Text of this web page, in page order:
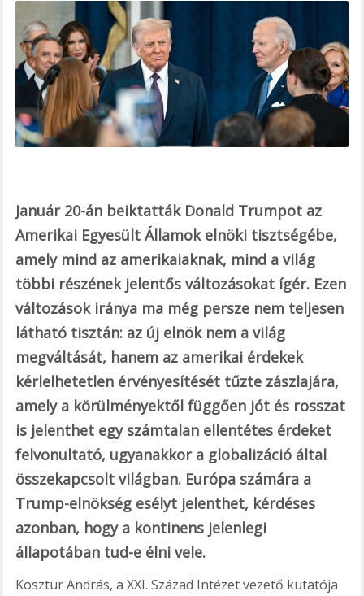
o
k
Január 20-án beiktatták Donald Trumpot az
Amerikai Egyesült Államok elnöki tisztségébe,
amely mind az amerikaiaknak, mind a világ
többi részének jelentős változásokat ígér. Ezen
változások iránya ma még persze nem teljesen
látható tisztán: az új elnök nem a világ
megváltását, hanem az amerikai érdekek
kérlelhetetlen érvényesítését tűzte zászlajára,
amely a körülményektől függően jót és rosszat
is jelenthet egy számtalan ellentétes érdeket
felvonultató, ugyanakkor a globalizáció által
összekapcsolt világban. Európa számára a
Trump-elnökség esélyt jelenthet, kérdéses
azonban, hogy a kontinens jelenlegi
állapotában tud-e élni vele.
Kosztur András, a XXI. Század Intézet vezető kutatója